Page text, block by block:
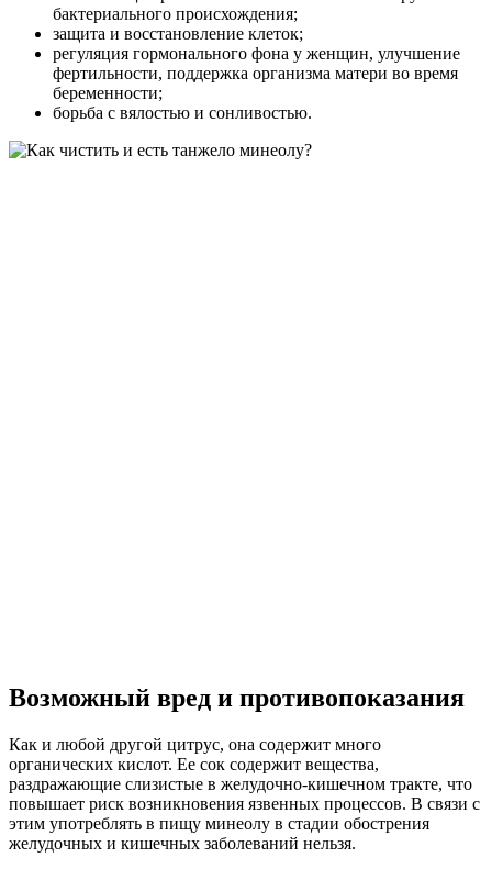
бактериального происхождения;
защита и восстановление клеток;
регуляция гормонального фона у женщин, улучшение
фертильности, поддержка организма матери во время
беременности;
борьба с вялостью и сонливостью.
Возможный вред и противопоказания
Как и любой другой цитрус, она содержит много
органических кислот. Ее сок содержит вещества,
раздражающие слизистые в желудочно-кишечном тракте, что
повышает риск возникновения язвенных процессов. В связи с
этим употреблять в пищу минеолу в стадии обострения
желудочных и кишечных заболеваний нельзя.